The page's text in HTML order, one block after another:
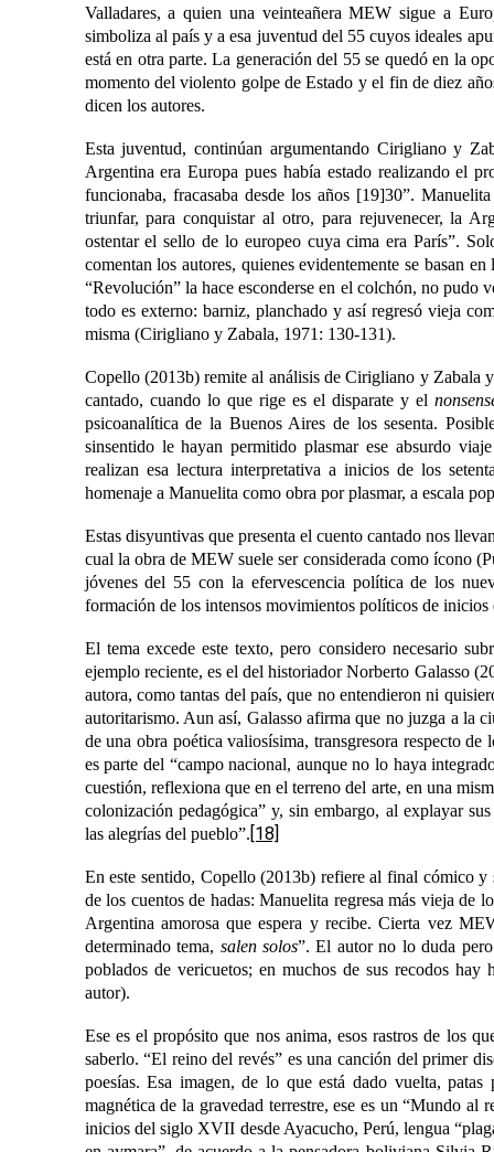
Valladares, a quien una veinteañera MEW sigue a
simboliza al país y a esa juventud del 55 cuyos ideales
está en otra parte. La generación del 55 se quedó en la
momento del violento golpe de Estado y el fin de diez
dicen los autores.
Esta juventud, continúan argumentando Cirigliano y
Argentina era Europa pues había estado realizando el
funcionaba, fracasaba desde los años [19]30”.
triunfar, para conquistar al otro, para rejuvenecer, la
ostentar el sello de lo europeo cuya cima era París”.
comentan los autores, quienes evidentemente se basan
“Revolución” la hace esconderse en el colchón, no pudo
todo es externo: barniz, planchado y así regresó vieja
misma (Cirigliano y Zabala, 1971: 130-131).
Copello (2013b) remite al análisis de Cirigliano y Zabala
cantado, cuando lo que rige es el disparate y el
psicoanalítica de la Buenos Aires de los sesenta.
sinsentido le hayan permitido plasmar ese absurdo
realizan esa lectura interpretativa a inicios de los
homenaje a Manuelita como obra por plasmar, a escala
Estas disyuntivas que presenta el cuento cantado nos
cual la obra de MEW suele ser considerada como ícono
jóvenes del 55 con la efervescencia política de los
formación de los intensos movimientos políticos de inicios
El tema excede este texto, pero considero necesario
ejemplo reciente, es el del historiador Norberto Galasso
autora, como tantas del país, que no entendieron ni
autoritarismo. Aun así, Galasso afirma que no juzga a la
de una obra poética valiosísima, transgresora respecto
es parte del “campo nacional, aunque no lo haya
cuestión, reflexiona que en el terreno del arte, en una
colonización pedagógica” y, sin embargo, al explayar
las alegrías del pueblo”.[18]
En este sentido, Copello (2013b) refiere al final cómico y
de los cuentos de hadas: Manuelita regresa más vieja de
Argentina amorosa que espera y recibe. Cierta vez
determinado tema, salen solos”. El autor no lo duda
poblados de vericuetos; en muchos de sus recodos hay
autor).
Ese es el propósito que nos anima, esos rastros de los
saberlo. “El reino del revés” es una canción del primer
poesías. Esa imagen, de lo que está dado vuelta,
magnética de la gravedad terrestre, ese es un “Mundo al
inicios del siglo XVII desde Ayacucho, Perú, lengua